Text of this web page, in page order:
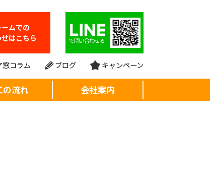
ムでの
はこちら
で問い合わせる
窓コラム ブログ キャンペーン
の流れ 会社案内